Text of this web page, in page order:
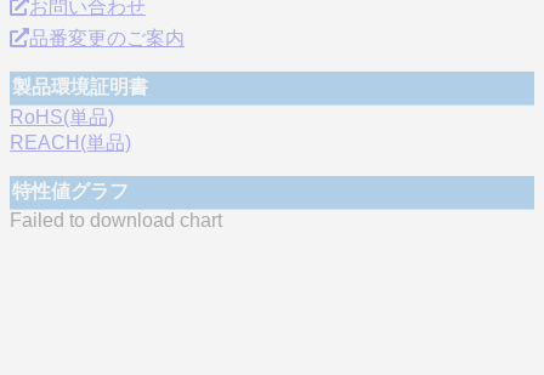
お問い合わせ
品番変更のご案内
製品環境証明書
RoHS(単品)
REACH(単品)
特性値グラフ
Failed to download chart